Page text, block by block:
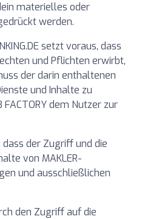
materielles oder
werden.
setzt voraus, dass
und Pflichten erwirbt,
der darin enthaltenen
und Inhalte zu
dem Nutzer zur
der Zugriff und die
von MAKLER-
und ausschließlichen
den Zugriff auf die